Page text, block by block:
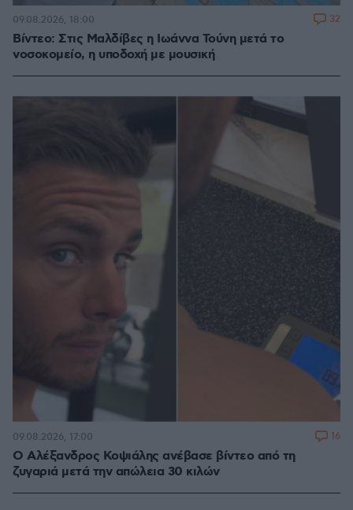
Βίντεο: Στις Μαλδίβες η Ιωάννα Τούνη μετά το
νοσοκομείο, η υποδοχή με μουσική
09.08.2026, 18:00 32
Ο Αλέξανδρος Κοψιάλης ανέβασε βίντεο από τη
ζυγαριά μετά την απώλεια 30 κιλών
09.08.2026, 17:00 16